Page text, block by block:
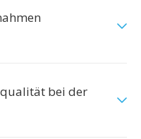
bei der